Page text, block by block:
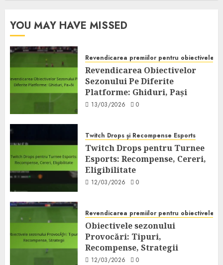
YOU MAY HAVE MISSED
Revendicarea premiilor pentru obiectivele
Revendicarea Obiectivelor
Sezonului Pe Diferite
Platforme: Ghiduri, Pași
13/03/2026 0
Twitch Drops și Recompense Esports
Twitch Drops pentru Turnee
Esports: Recompense, Cereri,
Eligibilitate
12/03/2026 0
Revendicarea premiilor pentru obiectivele
Obiectivele sezonului
Provocări: Tipuri,
Recompense, Strategii
12/03/2026 0